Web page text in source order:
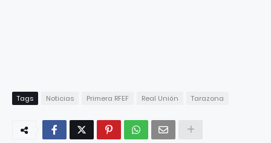
Tags Noticias Primera RFEF Real Unión Tarazona